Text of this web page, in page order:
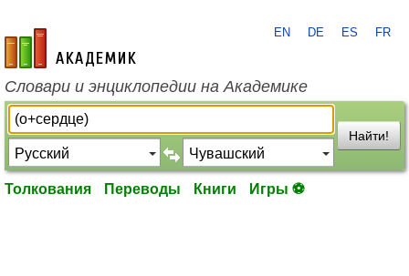
academic.ru
EN DE ES FR
Словари и энциклопедии на Академике
Найти!
Толкования Переводы Книги Игры ⚽